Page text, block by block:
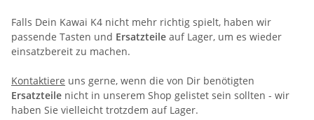
Falls Dein Kawai K4 nicht mehr richtig spielt, haben wir
passende Tasten und Ersatzteile auf Lager, um es wieder
einsatzbereit zu machen.
Kontaktiere uns gerne, wenn die von Dir benötigten
Ersatzteile nicht in unserem Shop gelistet sein sollten - wir
haben Sie vielleicht trotzdem auf Lager.